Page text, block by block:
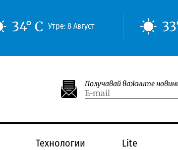
34° C Утре: 8 Август
Получавай важните
Технологии Lite